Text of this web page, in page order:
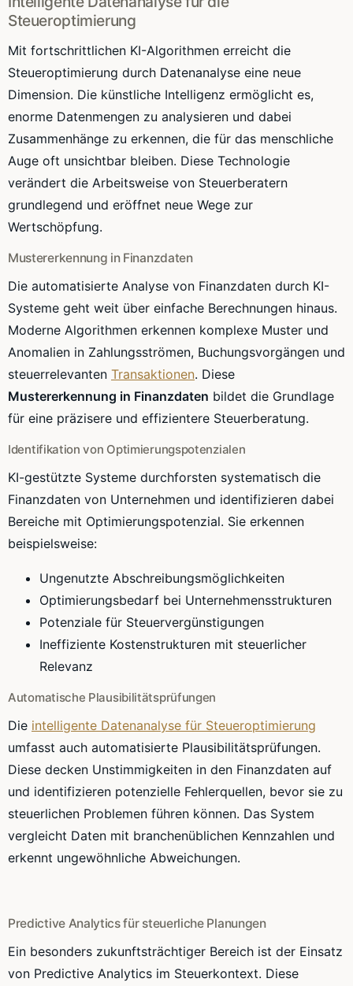
Steueroptimierung
Mit fortschrittlichen KI-Algorithmen erreicht die
Steueroptimierung durch Datenanalyse eine neue
Dimension. Die künstliche Intelligenz ermöglicht es,
enorme Datenmengen zu analysieren und dabei
Zusammenhänge zu erkennen, die für das menschliche
Auge oft unsichtbar bleiben. Diese Technologie
verändert die Arbeitsweise von Steuerberatern
grundlegend und eröffnet neue Wege zur
Wertschöpfung.
Mustererkennung in Finanzdaten
Die automatisierte Analyse von Finanzdaten durch KI-
Systeme geht weit über einfache Berechnungen hinaus.
Moderne Algorithmen erkennen komplexe Muster und
Anomalien in Zahlungsströmen, Buchungsvorgängen und
steuerrelevanten Transaktionen. Diese
Mustererkennung in Finanzdaten bildet die Grundlage
für eine präzisere und effizientere Steuerberatung.
Identifikation von Optimierungspotenzialen
KI-gestützte Systeme durchforsten systematisch die
Finanzdaten von Unternehmen und identifizieren dabei
Bereiche mit Optimierungspotenzial. Sie erkennen
beispielsweise:
Ungenutzte Abschreibungsmöglichkeiten
Optimierungsbedarf bei Unternehmensstrukturen
Potenziale für Steuervergünstigungen
Ineffiziente Kostenstrukturen mit steuerlicher
Relevanz
Automatische Plausibilitätsprüfungen
Die intelligente Datenanalyse für Steueroptimierung
umfasst auch automatisierte Plausibilitätsprüfungen.
Diese decken Unstimmigkeiten in den Finanzdaten auf
und identifizieren potenzielle Fehlerquellen, bevor sie zu
steuerlichen Problemen führen können. Das System
vergleicht Daten mit branchenüblichen Kennzahlen und
erkennt ungewöhnliche Abweichungen.
Predictive Analytics für steuerliche Planungen
Ein besonders zukunftsträchtiger Bereich ist der Einsatz
von Predictive Analytics im Steuerkontext. Diese